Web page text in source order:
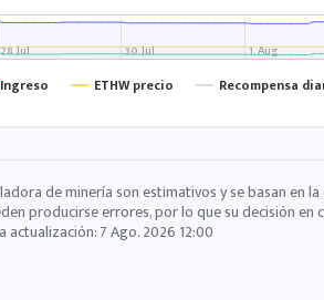
Ingreso ETHW precio Recompensa
28. Jul 30. Jul 1. Aug
de minería son estimativos y se basan en
producirse errores, por lo que su decisión
actualización:7 Ago. 2026 12:00